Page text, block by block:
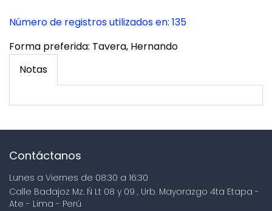
Número de registros utilizados en: 135
Forma preferida: Tavera, Hernando
Notas
Contáctanos
Lunes a Viernes de 08:30 a 16:30
Calle Badajoz Mz. Ñ Lt 08 y 09 , Urb. Mayorazgo 4ta Etapa -
Ate - Lima - Perú